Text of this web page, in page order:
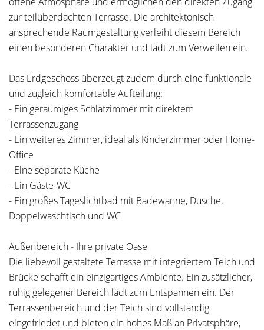
zur teilüberdachten Terrasse. Die architektonisch
ansprechende Raumgestaltung verleiht diesem Bereich
einen besonderen Charakter und lädt zum Verweilen ein.
Das Erdgeschoss überzeugt zudem durch eine funktionale
und zugleich komfortable Aufteilung:
- Ein geräumiges Schlafzimmer mit direktem
Terrassenzugang
- Ein weiteres Zimmer, ideal als Kinderzimmer oder Home-
Office
- Eine separate Küche
- Ein Gäste-WC
- Ein großes Tageslichtbad mit Badewanne, Dusche,
Doppelwaschtisch und WC
Außenbereich - Ihre private Oase
Die liebevoll gestaltete Terrasse mit integriertem Teich und
Brücke schafft ein einzigartiges Ambiente. Ein zusätzlicher,
ruhig gelegener Bereich lädt zum Entspannen ein. Der
Terrassenbereich und der Teich sind vollständig
eingefriedet und bieten ein hohes Maß an Privatsphäre,